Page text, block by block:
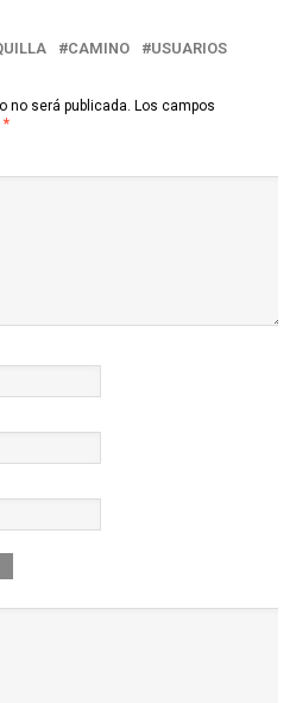
CAMINO USUARIOS
no será publicada. Los campos
*